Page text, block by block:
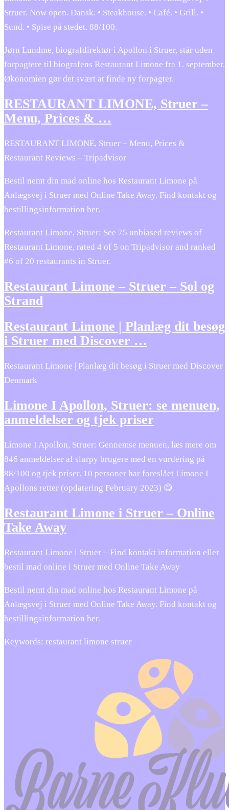
Struer. Now open. Dansk. • Steakhouse. • Café. • Grill. •
Sund. • Spise på stedet. 88/100.
Jørn Lundme, biografdirektør i Apollon i Struer, står uden
forpagtere til biografens Restaurant Limone fra 1. september.
Økonomien gør det svært at finde ny forpagter.
RESTAURANT LIMONE, Struer –
Menu, Prices & …
RESTAURANT LIMONE, Struer – Menu, Prices &
Restaurant Reviews – Tripadvisor
Bestil nemt din mad online hos Restaurant Limone på
Anlægsvej i Struer med Online Take Away. Find kontakt og
bestillingsinformation her.
Restaurant Limone, Struer: See 75 unbiased reviews of
Restaurant Limone, rated 4 of 5 on Tripadvisor and ranked
#6 of 20 restaurants in Struer.
Restaurant Limone – Struer – Sol og
Strand
Restaurant Limone | Planlæg dit besøg
i Struer med Discover …
Restaurant Limone | Planlæg dit besøg i Struer med Discover
Denmark
Limone I Apollon, Struer: se menuen,
anmeldelser og tjek priser
Limone I Apollon, Struer: Gennemse menuen, læs mere om
846 anmeldelser af slurpy brugere med en vurdering på
88/100 og tjek priser. 10 personer har foreslået Limone I
Apollons retter (opdatering February 2023) 😋
Restaurant Limone i Struer – Online
Take Away
Restaurant Limone i Struer – Find kontakt information eller
bestil mad online i Struer med Online Take Away
Bestil nemt din mad online hos Restaurant Limone på
Anlægsvej i Struer med Online Take Away. Find kontakt og
bestillingsinformation her.
Keywords: restaurant limone struer